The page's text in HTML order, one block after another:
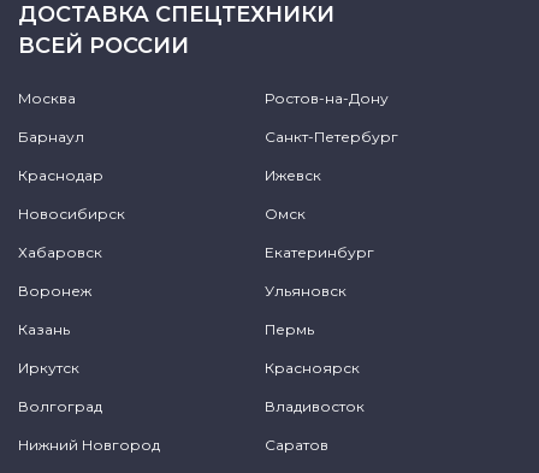
ДОСТАВКА СПЕЦТЕХНИКИ
ВСЕЙ РОССИИ
Москва Ростов-на-Дону
Барнаул Санкт-Петербург
Краснодар Ижевск
Новосибирск Омск
Хабаровск Екатеринбург
Воронеж Ульяновск
Казань Пермь
Иркутск Красноярск
Волгоград Владивосток
Нижний Новгород Саратов